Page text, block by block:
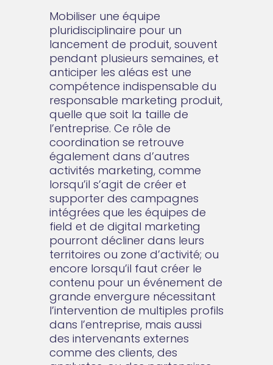
Mobiliser une équipe
pluridisciplinaire pour un
lancement de produit, souvent
pendant plusieurs semaines, et
anticiper les aléas est une
compétence indispensable du
responsable marketing produit,
quelle que soit la taille de
l’entreprise. Ce rôle de
coordination se retrouve
également dans d’autres
activités marketing, comme
lorsqu’il s’agit de créer et
supporter des campagnes
intégrées que les équipes de
field et de digital marketing
pourront décliner dans leurs
territoires ou zone d’activité; ou
encore lorsqu’il faut créer le
contenu pour un événement de
grande envergure nécessitant
l’intervention de multiples profils
dans l’entreprise, mais aussi
des intervenants externes
comme des clients, des